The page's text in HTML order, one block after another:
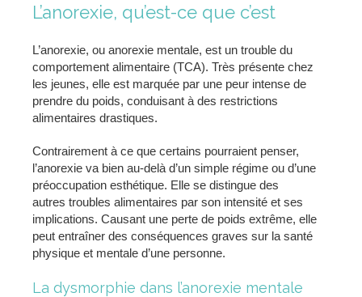
L’anorexie, qu’est-ce que c’est
L’anorexie, ou anorexie mentale, est un trouble du
comportement alimentaire (TCA). Très présente chez
les jeunes, elle est marquée par une peur intense de
prendre du poids, conduisant à des restrictions
alimentaires drastiques.
Contrairement à ce que certains pourraient penser,
l’anorexie va bien au-delà d’un simple régime ou d’une
préoccupation esthétique. Elle se distingue des
autres troubles alimentaires par son intensité et ses
implications. Causant une perte de poids extrême, elle
peut entraîner des conséquences graves sur la santé
physique et mentale d’une personne.
La dysmorphie dans l’anorexie mentale